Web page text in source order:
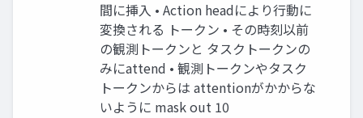
間に挿入 • Action headにより行動に
変換される トークン • その時刻以前
の観測トークンと タスクトークンの
みにattend • 観測トークンやタスク
トークンからは attentionがかからな
いように mask out 10